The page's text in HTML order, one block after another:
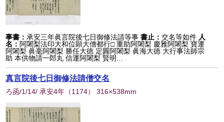
事書：承安三年眞言院後七日御修法請等事 書止：交名等如件 人
名： 阿闍梨法印大和位顕大僧都行□ 重助阿闍梨 慶雅阿闍梨 寶運
阿闍梨 眞毫阿闍梨 勝任大徳 定圓阿闍梨 眞海大徳 大行事法師宗
助 本供物請一郎丸 信運阿闍梨 賢明...
真言院後七日御修法請僧交名
ろ函/1/14/ 承安4年 （1174） 316×538mm